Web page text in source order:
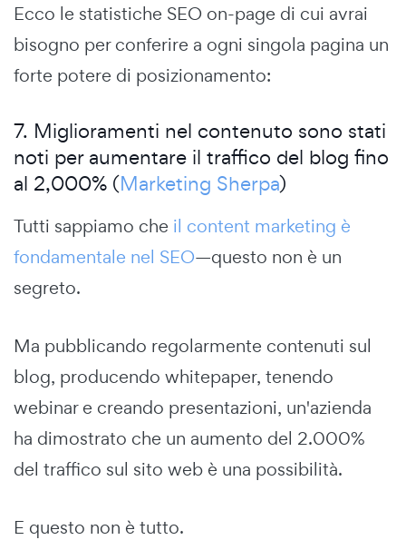
Ecco le statistiche SEO on-page di cui avrai
bisogno per conferire a ogni singola pagina un
forte potere di posizionamento:
7. Miglioramenti nel contenuto sono stati
noti per aumentare il traffico del blog fino
al 2,000% (Marketing Sherpa)
Tutti sappiamo che il content marketing è
fondamentale nel SEO—questo non è un
segreto.
Ma pubblicando regolarmente contenuti sul
blog, producendo whitepaper, tenendo
webinar e creando presentazioni, un'azienda
ha dimostrato che un aumento del 2.000%
del traffico sul sito web è una possibilità.
E questo non è tutto.